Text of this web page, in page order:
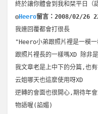
終於讓你體會到我和栞平日（
◎Heero留言：2008/02/26
我連回覆都會打很長
"Heero小弟跟照片裡是一模一
跟照片裡長的一樣嗎XD 除非
我文章老是上中下的分篇,也
云姐哪天也這麼使用呀XD
逆轉的會面也很開心,期待年
物語喔(諂媚)